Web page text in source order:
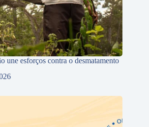
une esforços contra o desmatamento